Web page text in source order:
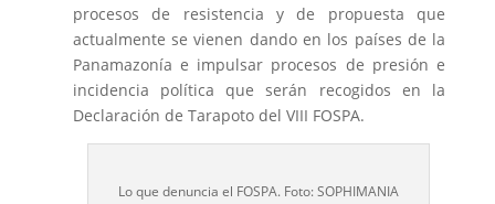
procesos de resistencia y de propuesta que
actualmente se vienen dando en los países de la
Panamazonía e impulsar procesos de presión e
incidencia política que serán recogidos en la
Declaración de Tarapoto del VIII FOSPA.
Lo que denuncia el FOSPA. Foto: SOPHIMANIA